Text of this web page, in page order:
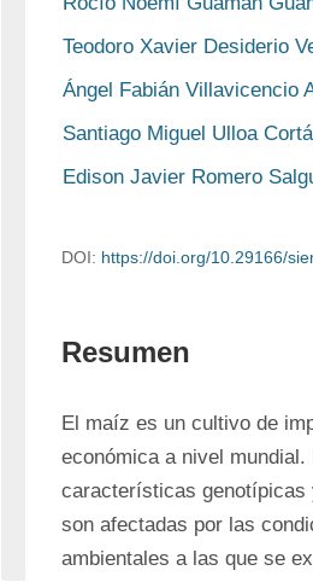
Teodoro Xavier Desiderio
Ángel Fabián Villavicencio
Santiago Miguel Ulloa
Edison Javier Romero
DOI: https://doi.org/10.29166/
Resumen
El maíz es un cultivo de
económica a nivel mundial.
características genotípicas
son afectadas por las
ambientales a las que se